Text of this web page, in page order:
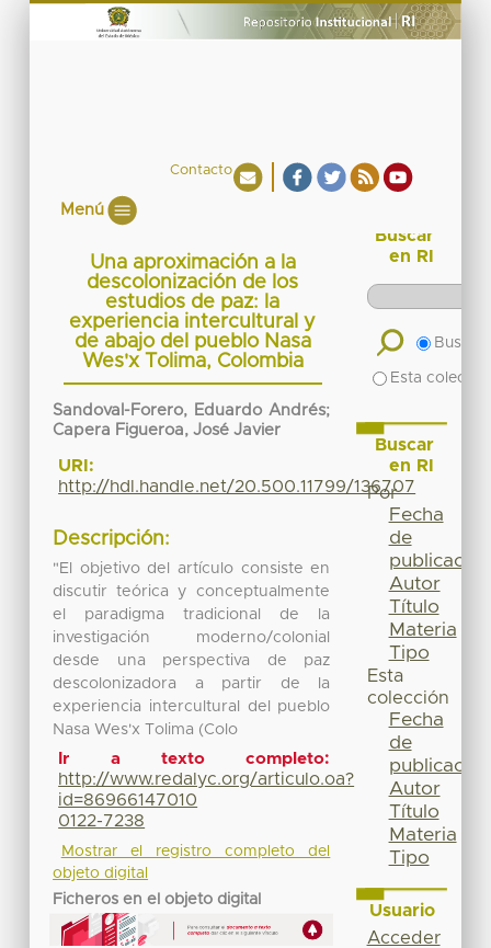
Contacto
Menú
Una aproximación a la
descolonización de los
estudios de paz: la
experiencia intercultural y
de abajo del pueblo Nasa
Wes'x Tolima, Colombia
Sandoval-Forero, Eduardo Andrés;
Capera Figueroa, José Javier
URI:
http://hdl.handle.net/20.500.11799/136707
Descripción:
"El objetivo del artículo consiste en
discutir teórica y conceptualmente
el paradigma tradicional de la
investigación moderno/colonial
desde una perspectiva de paz
descolonizadora a partir de la
experiencia intercultural del pueblo
Nasa Wes'x Tolima (Colo
Ir a texto completo:
http://www.redalyc.org/articulo.oa?
id=86966147010
0122-7238
Mostrar el registro completo del
objeto digital
Ficheros en el objeto digital
Buscar
en RI
Buscar
Esta
Buscar
en RI
Por
Fecha
de
publicación
Autor
Título
Materia
Tipo
Esta
colección
Fecha
de
publicación
Autor
Título
Materia
Tipo
Usuario
Acceder